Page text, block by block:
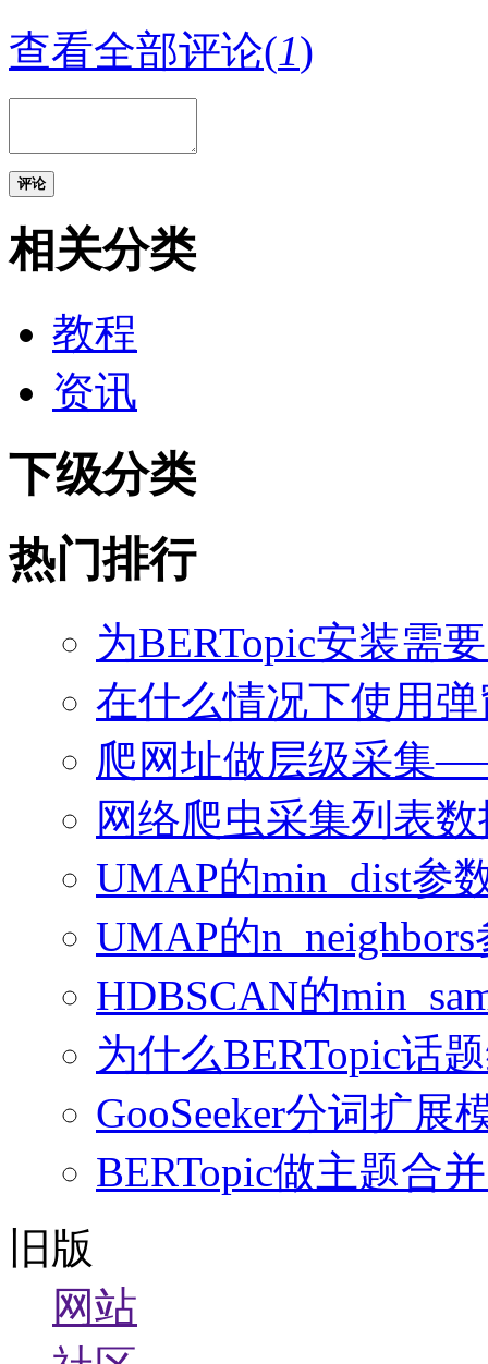
查看全部评论(1)
评论
相关分类
教程
资讯
下级分类
热门排行
为BERTopic安装需
在什么情况下使用
爬网址做层级采集
网络爬虫采集列表
UMAP的min_dist参
UMAP的
HDBSCAN的
为什么BERTopic话
GooSeeker分词扩展
BERTopic做主题合
旧版
网站